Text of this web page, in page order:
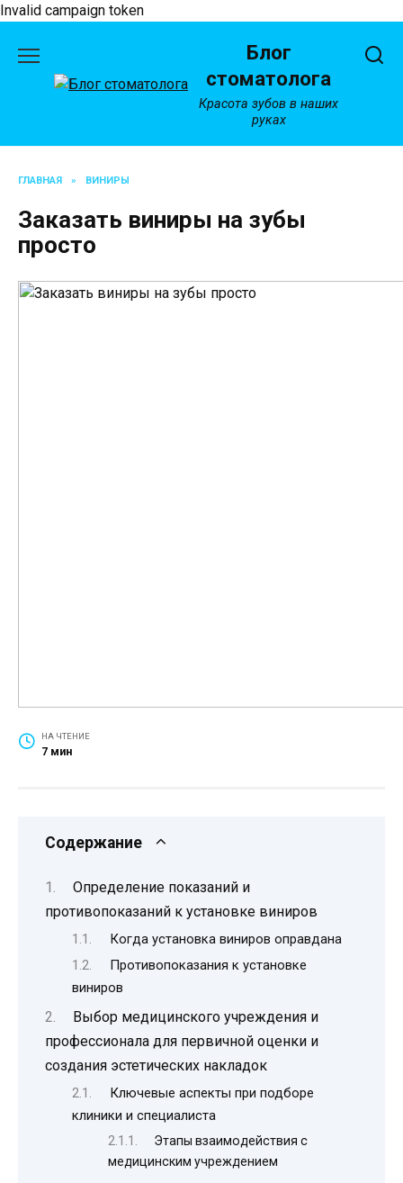
Invalid campaign token
содержанию
Блог
стоматолога
Красота зубов в наших
руках
ГЛАВНАЯ » ВИНИРЫ
Заказать виниры на зубы
просто
НА ЧТЕНИЕ
7 мин
Содержание
Определение показаний и
противопоказаний к установке виниров
Когда установка виниров оправдана
Противопоказания к установке
виниров
Выбор медицинского учреждения и
профессионала для первичной оценки и
создания эстетических накладок
Ключевые аспекты при подборе
клиники и специалиста
Этапы взаимодействия с
медицинским учреждением